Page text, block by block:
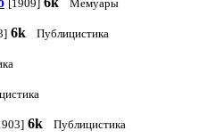
[1909] Мемуары
6k Публицистика
6k Публицистика